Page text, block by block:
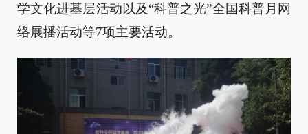
学文化进基层活动以及“科普之光”全国科普月网
络展播活动等7项主要活动。